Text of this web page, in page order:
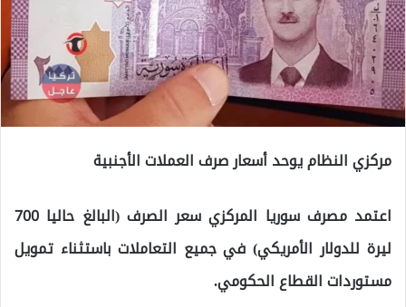
مركزي النظام يوحد أسعار صرف العملات الأجنبية
اعتمد مصرف سوريا المركزي سعر الصرف (البالغ حاليا 700
ليرة للدولار الأمريكي) في جميع التعاملات باستثناء تمويل
مستوردات القطاع الحكومي.